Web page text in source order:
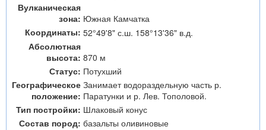
Вулканическая
зона: Южная Камчатка
Координаты: 52°49'8" с.ш. 158°13'36" в.д.
Абсолютная
высота: 870 м
Статус: Потухший
Географическое
положение:
Занимает водораздельную часть р.
Паратунки и р. Лев. Тополовой.
Тип постройки: Шлаковый конус
Состав пород: базальты оливиновые